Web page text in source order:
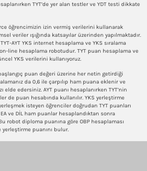
TYT’de yer alan testler ve YDT testi dikkate
öğrencimizin izin vermiş verilerini kullanarak
veriler ışığında katsayılar üzerinden yapılmaktadır.
AYT YKS internet hesaplama ve YKS sıralama
line hesaplama robotudur. TYT puan hesaplama ve
YKS verilerini kullanıyoruz.
puan değeri üzerine her netin getirdiği
da 0,6 ile çarpılıp ham puana eklenir ve
elde edersiniz. AYT puanı hesaplanırken TYT’nin
de puan hesabında kullanılır. YKS yerleştirme
isteyen öğrenciler doğrudan TYT puanları
EA ve DİL ham puanlar hesaplandıktan sonra
robot diploma puanına göre OBP hesaplaması
puanını bulur.